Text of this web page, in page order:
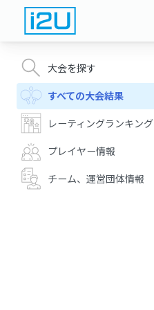
大会を探す
すべての大会結果
レーティングランキング
プレイヤー情報
チーム、運営団体情報